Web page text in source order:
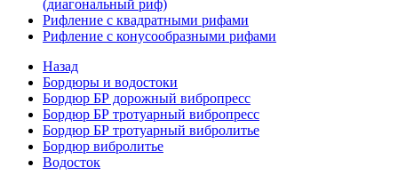
(диагональный риф)
Рифление с квадратными рифами
Рифление с конусообразными рифами
Назад
Бордюры и водостоки
Бордюр БР дорожный вибропресс
Бордюр БР тротуарный вибропресс
Бордюр БР тротуарный вибролитье
Бордюр вибролитье
Водосток